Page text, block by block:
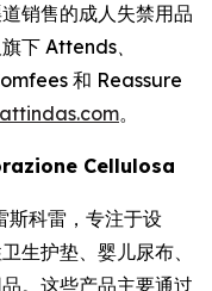
销售的成人失禁用品
下 Attends、
和 Reassure
。
Cellulosa
斯科雷，专注于设
生护垫、婴儿尿布、
。这些产品主要通过